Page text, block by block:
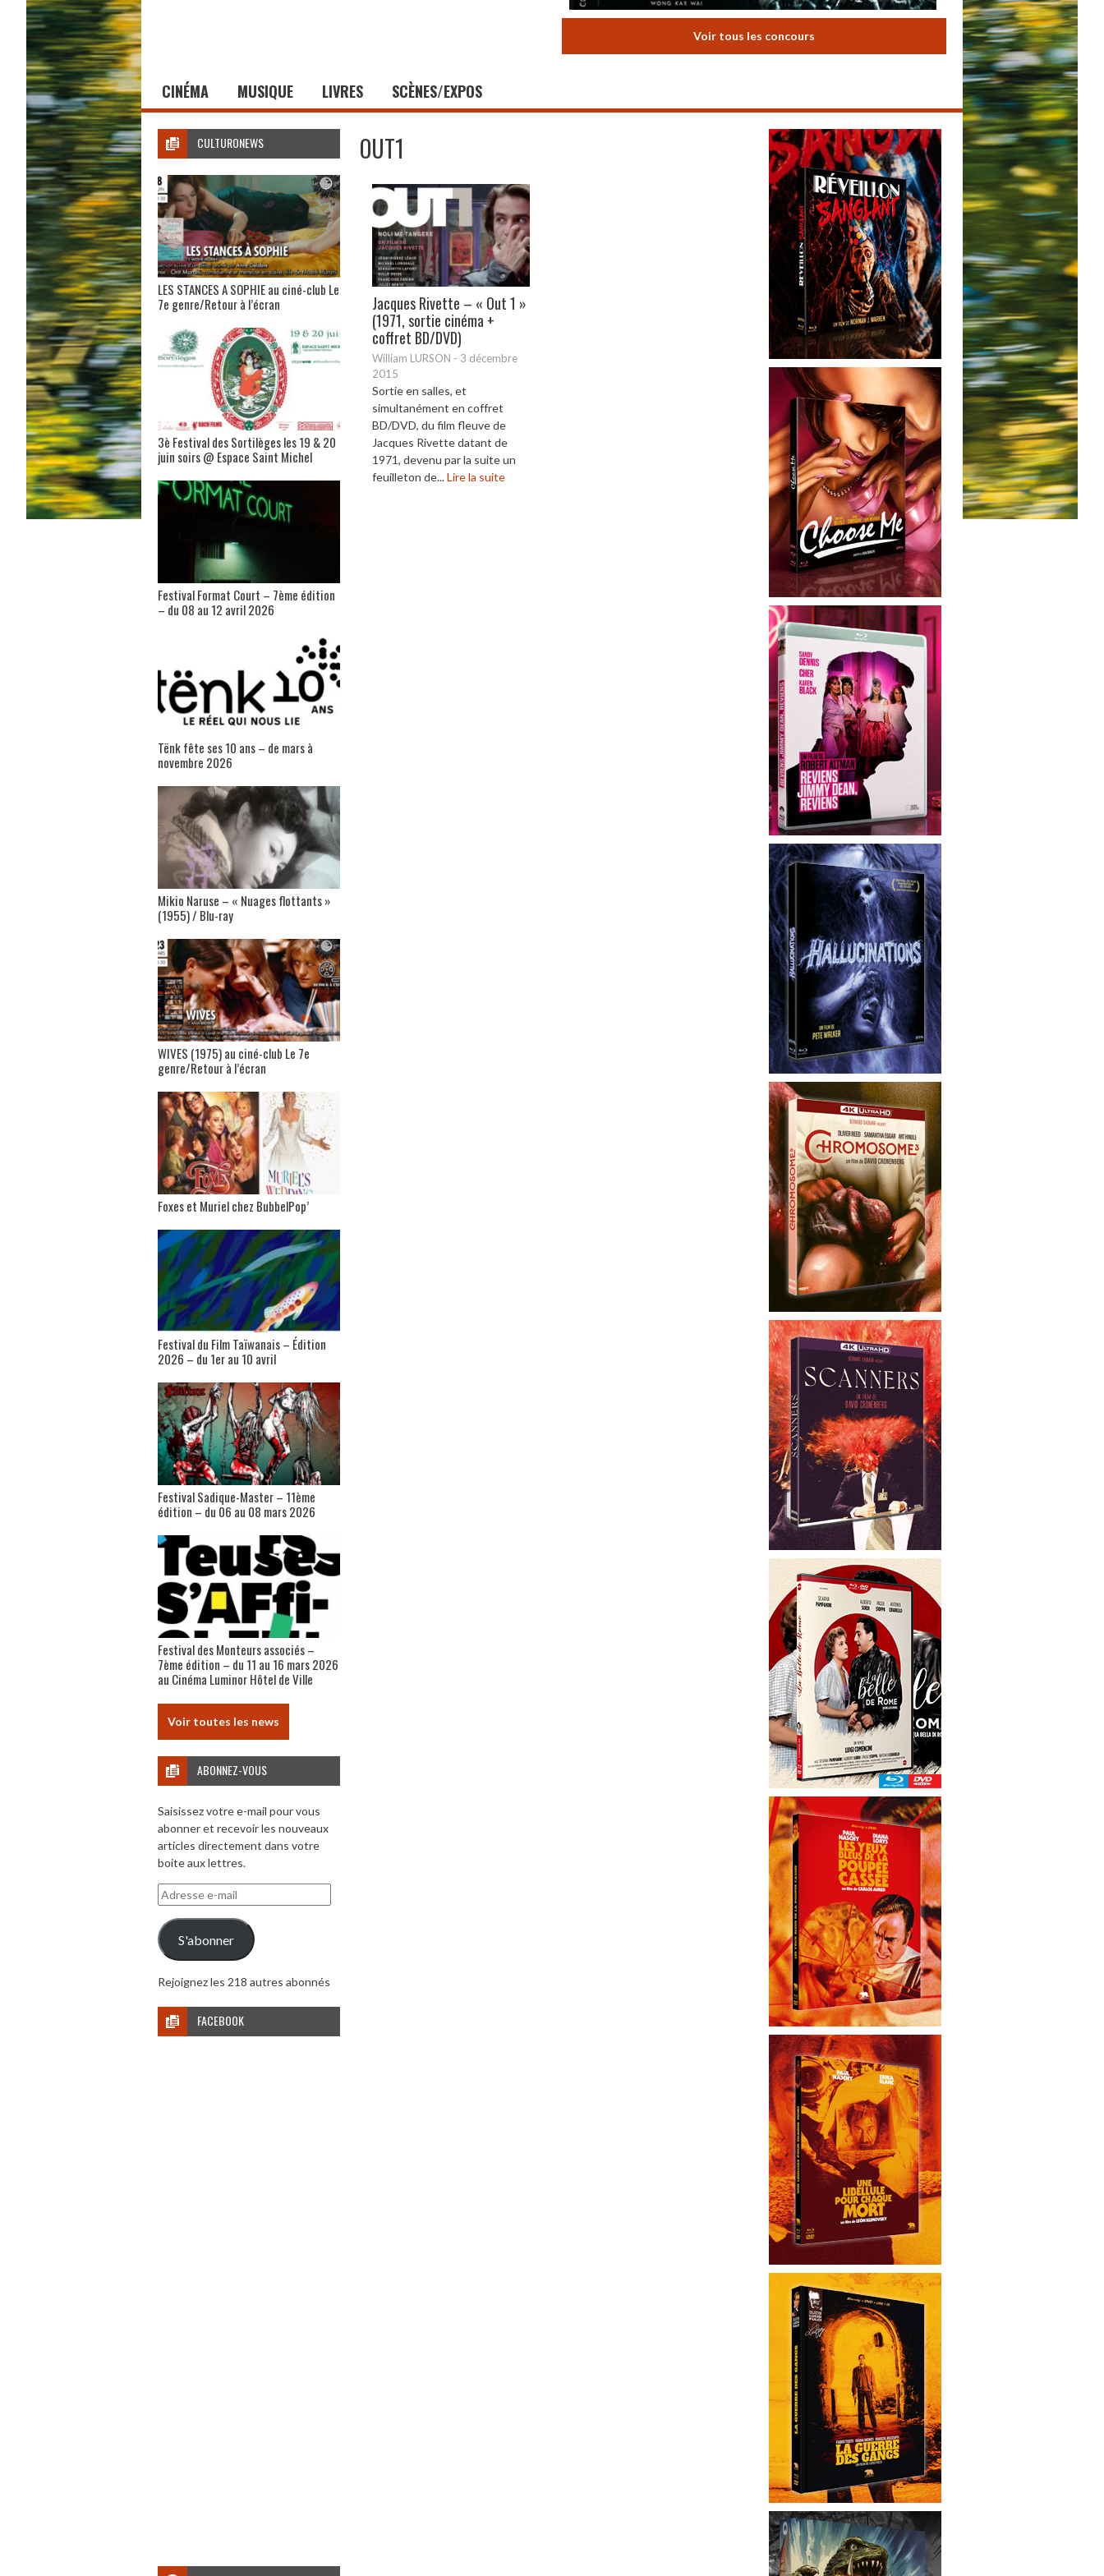
Voir tous les concours
CINÉMA MUSIQUE LIVRES SCÈNES/EXPOS
OUT1
Jacques Rivette – « Out 1 »
(1971, sortie cinéma +
coffret BD/DVD)
William LURSON - 3 décembre
2015
Sortie en salles, et
simultanément en coffret
BD/DVD, du film fleuve de
Jacques Rivette datant de
1971, devenu par la suite un
feuilleton de...Lire la suite
CULTURONEWS
LES STANCES A SOPHIE au ciné-club Le
7e genre/Retour à l’écran
3è Festival des Sortilèges les 19 & 20
juin soirs @ Espace Saint Michel
Festival Format Court – 7ème édition
– du 08 au 12 avril 2026
Tënk fête ses 10 ans – de mars à
novembre 2026
Mikio Naruse – « Nuages flottants »
(1955) / Blu-ray
WIVES (1975) au ciné-club Le 7e
genre/Retour à l’écran
Foxes et Muriel chez BubbelPop’
Festival du Film Taïwanais – Édition
2026 – du 1er au 10 avril
Festival Sadique-Master – 11ème
édition – du 06 au 08 mars 2026
Festival des Monteurs associés –
7ème édition – du 11 au 16 mars 2026
au Cinéma Luminor Hôtel de Ville
Voir toutes les news
ABONNEZ-VOUS
Saisissez votre e-mail pour vous
abonner et recevoir les nouveaux
articles directement dans votre
boite aux lettres.
Adresse
e-
mail
S'abonner
Rejoignez les 218 autres abonnés
FACEBOOK